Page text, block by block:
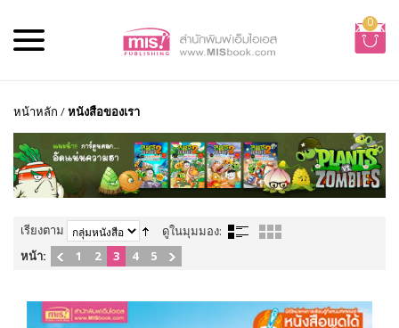
0
หน้าหลัก /หนังสือของเรา
เรียงตาม
ดูในมุมมอง:
หน้า:
1 2 3 4 5